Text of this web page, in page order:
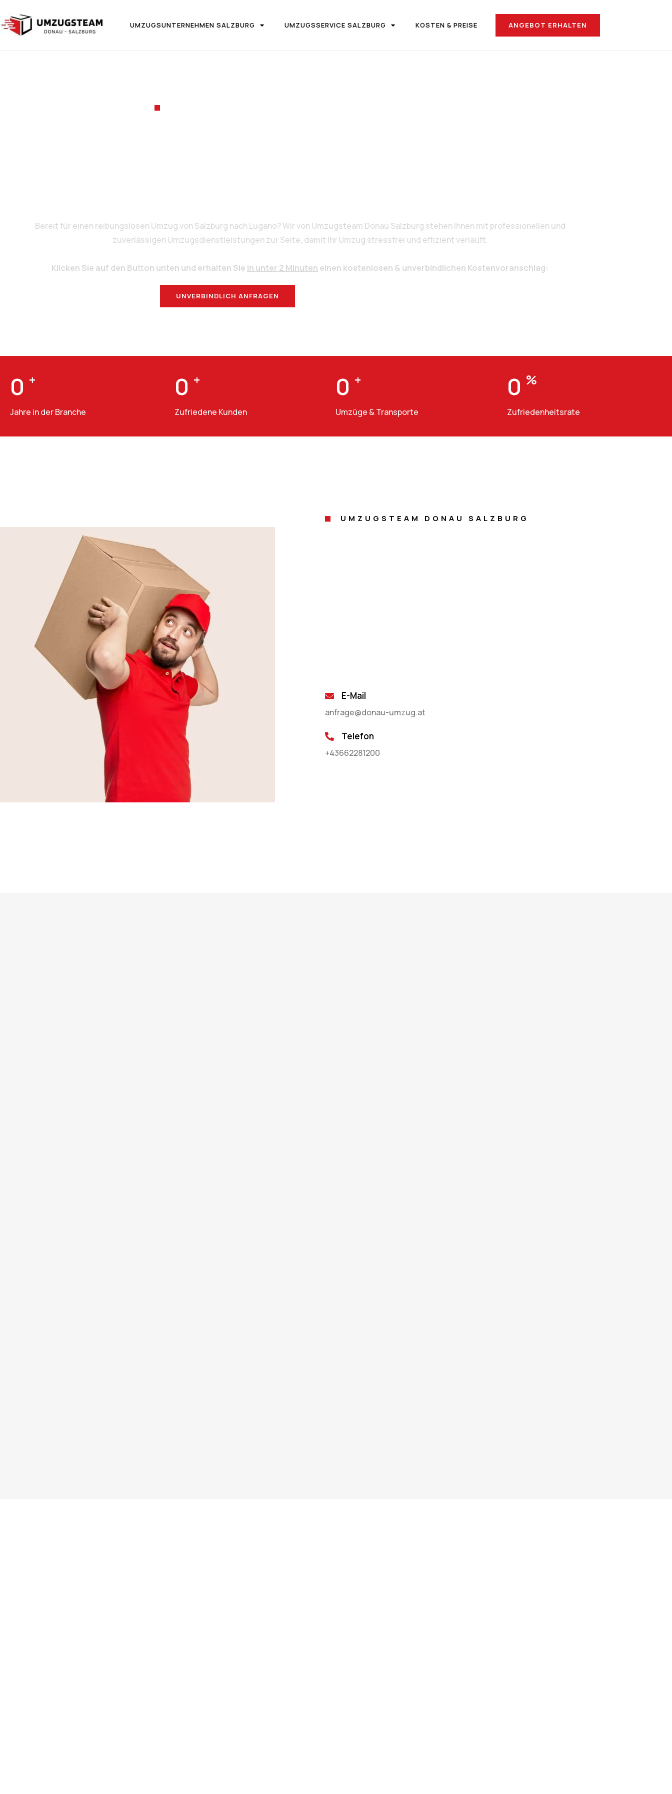
UMZUGSUNTERNEHMEN SALZBURG UMZUGSSERVICE SALZBURG KOSTEN & PREISE ANGEBOT ERHALTEN
Bereit für einen reibungslosen Umzug von Salzburg nach Lugano? Wir von Umzugsteam Donau Salzburg stehen Ihnen mit professionellen und
zuverlässigen Umzugsdienstleistungen zur Seite, damit Ihr Umzug stressfrei und effizient verläuft.
Klicken Sie auf den Button unten und erhalten Sie in unter 2 Minuten einen kostenlosen & unverbindlichen Kostenvoranschlag:
UNVERBINDLICH ANFRAGEN
0 +
Jahre in der Branche
0 +
Zufriedene Kunden
0 +
Umzüge & Transporte
0 %
Zufriedenheitsrate
UMZUGSTEAM DONAU SALZBURG
E-Mail
anfrage@donau-umzug.at
Telefon
+43662281200